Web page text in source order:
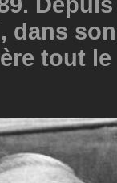
dans
tout